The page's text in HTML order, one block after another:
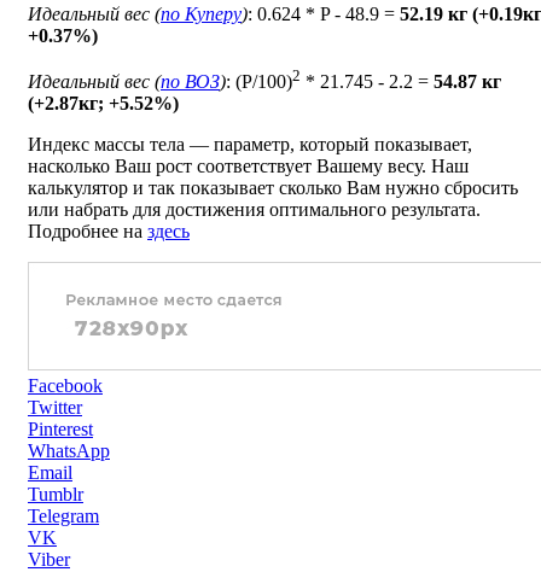
Идеальный вес (по Куперу): 0.624 * P - 48.9 = 52.19 кг
+0.37%)
Идеальный вес (по ВОЗ): (P/100)2 * 21.745 - 2.2 = 54.87 кг
(+2.87кг; +5.52%)
Индекс массы тела — параметр, который показывает,
насколько Ваш рост соответствует Вашему весу. Наш
калькулятор и так показывает сколько Вам нужно сбросить
или набрать для достижения оптимального результата.
Подробнее на здесь
Facebook
Twitter
Pinterest
WhatsApp
Email
Tumblr
Telegram
VK
Viber